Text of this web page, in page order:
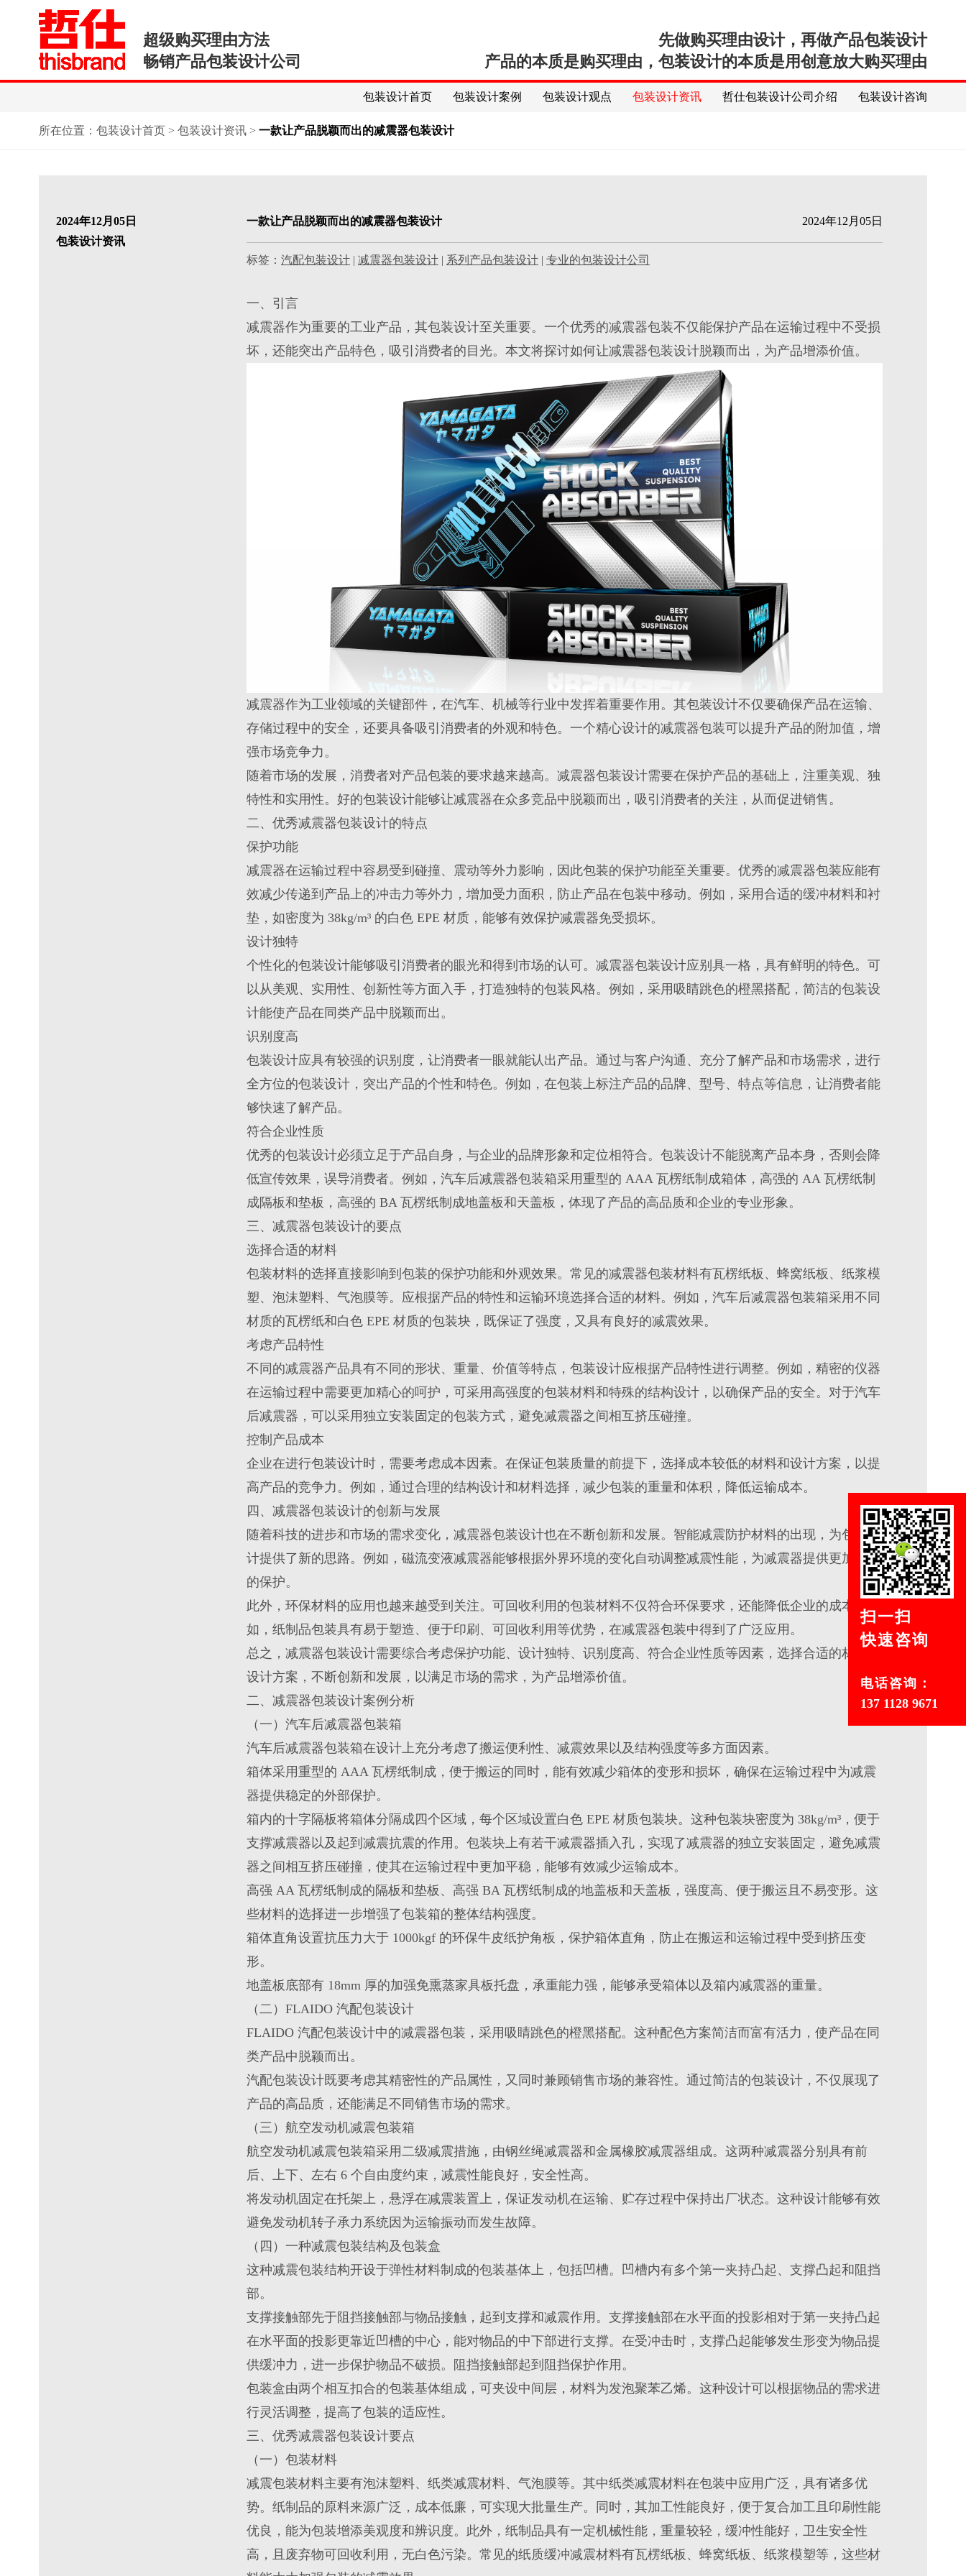
超级购买理由方法
畅销产品包装设计公司
先做购买理由设计，再做产品包装设计
产品的本质是购买理由，包装设计的本质是用创意放大购买理由
包装设计首页 包装设计案例 包装设计观点 包装设计资讯 哲仕包装设计公司介绍 包装设计咨询
所在位置： 包装设计首页> 包装设计资讯> 一款让产品脱颖而出的减震器包装设计
2024年12月05日
包装设计资讯
一款让产品脱颖而出的减震器包装设计 2024年12月05日
标签： 汽配包装设计| 减震器包装设计| 系列产品包装设计| 专业的包装设计公司
一、引言
减震器作为重要的工业产品，其包装设计至关重要。一个优秀的减震器包装不仅能保护产品在运输过程中不受损
坏，还能突出产品特色，吸引消费者的目光。本文将探讨如何让减震器包装设计脱颖而出，为产品增添价值。
减震器作为工业领域的关键部件，在汽车、机械等行业中发挥着重要作用。其包装设计不仅要确保产品在运输、
存储过程中的安全，还要具备吸引消费者的外观和特色。一个精心设计的减震器包装可以提升产品的附加值，增
强市场竞争力。
随着市场的发展，消费者对产品包装的要求越来越高。减震器包装设计需要在保护产品的基础上，注重美观、独
特性和实用性。好的包装设计能够让减震器在众多竞品中脱颖而出，吸引消费者的关注，从而促进销售。
二、优秀减震器包装设计的特点
保护功能
减震器在运输过程中容易受到碰撞、震动等外力影响，因此包装的保护功能至关重要。优秀的减震器包装应能有
效减少传递到产品上的冲击力等外力，增加受力面积，防止产品在包装中移动。例如，采用合适的缓冲材料和衬
垫，如密度为 38kg/m³ 的白色 EPE 材质，能够有效保护减震器免受损坏。
设计独特
个性化的包装设计能够吸引消费者的眼光和得到市场的认可。减震器包装设计应别具一格，具有鲜明的特色。可
以从美观、实用性、创新性等方面入手，打造独特的包装风格。例如，采用吸睛跳色的橙黑搭配，简洁的包装设
计能使产品在同类产品中脱颖而出。
识别度高
包装设计应具有较强的识别度，让消费者一眼就能认出产品。通过与客户沟通、充分了解产品和市场需求，进行
全方位的包装设计，突出产品的个性和特色。例如，在包装上标注产品的品牌、型号、特点等信息，让消费者能
够快速了解产品。
符合企业性质
优秀的包装设计必须立足于产品自身，与企业的品牌形象和定位相符合。包装设计不能脱离产品本身，否则会降
低宣传效果，误导消费者。例如，汽车后减震器包装箱采用重型的 AAA 瓦楞纸制成箱体，高强的 AA 瓦楞纸制
成隔板和垫板，高强的 BA 瓦楞纸制成地盖板和天盖板，体现了产品的高品质和企业的专业形象。
三、减震器包装设计的要点
选择合适的材料
包装材料的选择直接影响到包装的保护功能和外观效果。常见的减震器包装材料有瓦楞纸板、蜂窝纸板、纸浆模
塑、泡沫塑料、气泡膜等。应根据产品的特性和运输环境选择合适的材料。例如，汽车后减震器包装箱采用不同
材质的瓦楞纸和白色 EPE 材质的包装块，既保证了强度，又具有良好的减震效果。
考虑产品特性
不同的减震器产品具有不同的形状、重量、价值等特点，包装设计应根据产品特性进行调整。例如，精密的仪器
在运输过程中需要更加精心的呵护，可采用高强度的包装材料和特殊的结构设计，以确保产品的安全。对于汽车
后减震器，可以采用独立安装固定的包装方式，避免减震器之间相互挤压碰撞。
控制产品成本
企业在进行包装设计时，需要考虑成本因素。在保证包装质量的前提下，选择成本较低的材料和设计方案，以提
高产品的竞争力。例如，通过合理的结构设计和材料选择，减少包装的重量和体积，降低运输成本。
四、减震器包装设计的创新与发展
随着科技的进步和市场的需求变化，减震器包装设计也在不断创新和发展。智能减震防护材料的出现，为包装设
计提供了新的思路。例如，磁流变液减震器能够根据外界环境的变化自动调整减震性能，为减震器提供更加精准
的保护。
此外，环保材料的应用也越来越受到关注。可回收利用的包装材料不仅符合环保要求，还能降低企业的成本。例
如，纸制品包装具有易于塑造、便于印刷、可回收利用等优势，在减震器包装中得到了广泛应用。
总之，减震器包装设计需要综合考虑保护功能、设计独特、识别度高、符合企业性质等因素，选择合适的材料和
设计方案，不断创新和发展，以满足市场的需求，为产品增添价值。
二、减震器包装设计案例分析
（一）汽车后减震器包装箱
汽车后减震器包装箱在设计上充分考虑了搬运便利性、减震效果以及结构强度等多方面因素。
箱体采用重型的 AAA 瓦楞纸制成，便于搬运的同时，能有效减少箱体的变形和损坏，确保在运输过程中为减震
器提供稳定的外部保护。
箱内的十字隔板将箱体分隔成四个区域，每个区域设置白色 EPE 材质包装块。这种包装块密度为 38kg/m³，便于
支撑减震器以及起到减震抗震的作用。包装块上有若干减震器插入孔，实现了减震器的独立安装固定，避免减震
器之间相互挤压碰撞，使其在运输过程中更加平稳，能够有效减少运输成本。
高强 AA 瓦楞纸制成的隔板和垫板、高强 BA 瓦楞纸制成的地盖板和天盖板，强度高、便于搬运且不易变形。这
些材料的选择进一步增强了包装箱的整体结构强度。
箱体直角设置抗压力大于 1000kgf 的环保牛皮纸护角板，保护箱体直角，防止在搬运和运输过程中受到挤压变
形。
地盖板底部有 18mm 厚的加强免熏蒸家具板托盘，承重能力强，能够承受箱体以及箱内减震器的重量。
（二）FLAIDO 汽配包装设计
FLAIDO 汽配包装设计中的减震器包装，采用吸睛跳色的橙黑搭配。这种配色方案简洁而富有活力，使产品在同
类产品中脱颖而出。
汽配包装设计既要考虑其精密性的产品属性，又同时兼顾销售市场的兼容性。通过简洁的包装设计，不仅展现了
产品的高品质，还能满足不同销售市场的需求。
（三）航空发动机减震包装箱
航空发动机减震包装箱采用二级减震措施，由钢丝绳减震器和金属橡胶减震器组成。这两种减震器分别具有前
后、上下、左右 6 个自由度约束，减震性能良好，安全性高。
将发动机固定在托架上，悬浮在减震装置上，保证发动机在运输、贮存过程中保持出厂状态。这种设计能够有效
避免发动机转子承力系统因为运输振动而发生故障。
（四）一种减震包装结构及包装盒
这种减震包装结构开设于弹性材料制成的包装基体上，包括凹槽。凹槽内有多个第一夹持凸起、支撑凸起和阻挡
部。
支撑接触部先于阻挡接触部与物品接触，起到支撑和减震作用。支撑接触部在水平面的投影相对于第一夹持凸起
在水平面的投影更靠近凹槽的中心，能对物品的中下部进行支撑。在受冲击时，支撑凸起能够发生形变为物品提
供缓冲力，进一步保护物品不破损。阻挡接触部起到阻挡保护作用。
包装盒由两个相互扣合的包装基体组成，可夹设中间层，材料为发泡聚苯乙烯。这种设计可以根据物品的需求进
行灵活调整，提高了包装的适应性。
三、优秀减震器包装设计要点
（一）包装材料
减震包装材料主要有泡沫塑料、纸类减震材料、气泡膜等。其中纸类减震材料在包装中应用广泛，具有诸多优
势。纸制品的原料来源广泛，成本低廉，可实现大批量生产。同时，其加工性能良好，便于复合加工且印刷性能
优良，能为包装增添美观度和辨识度。此外，纸制品具有一定机械性能，重量较轻，缓冲性能好，卫生安全性
高，且废弃物可回收利用，无白色污染。常见的纸质缓冲减震材料有瓦楞纸板、蜂窝纸板、纸浆模塑等，这些材
扫一扫
快速咨询
电话咨询：
137 1128 9671